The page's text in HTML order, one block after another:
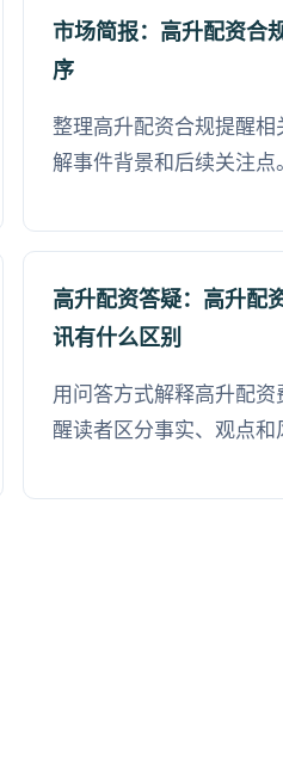
市场简报：高升配资合
序
整理高升配资合规提醒
解事件背景和后续关注点
高升配资答疑：高升配
讯有什么区别
用问答方式解释高升配
醒读者区分事实、观点和